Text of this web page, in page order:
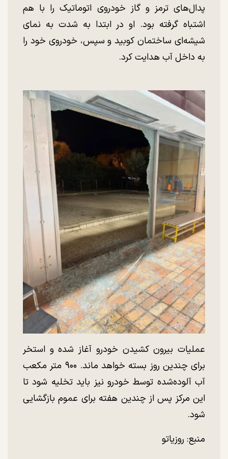
پدال‌های ترمز و گاز خودروی اتوماتیک را با هم
اشتباه گرفته بود. او در ابتدا به شدت به نمای
شیشه‌ای ساختمان کوبید و سپس، خودروی خود را
به داخل آب هدایت کرد.
عملیات بیرون کشیدن خودرو آغاز شده و استخر
برای چندین روز بسته خواهد ماند. ۹۰۰ متر مکعب
آب آلوده‌شده توسط خودرو نیز باید تخلیه شود تا
این مرکز پس از چندین هفته برای عموم بازگشایی
شود.
منبع: روزیاتو